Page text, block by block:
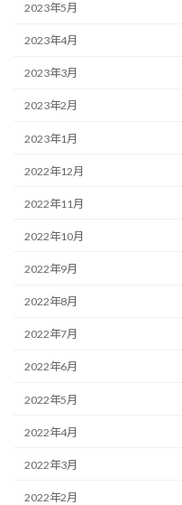
2023年5月
2023年4月
2023年3月
2023年2月
2023年1月
2022年12月
2022年11月
2022年10月
2022年9月
2022年8月
2022年7月
2022年6月
2022年5月
2022年4月
2022年3月
2022年2月